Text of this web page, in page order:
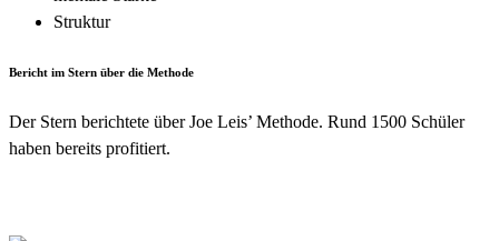
Struktur
Bericht im Stern über die Methode
Der Stern berichtete über Joe Leis’ Methode. Rund 1500 Schüler
haben bereits profitiert.